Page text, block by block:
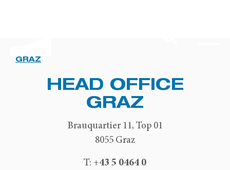
GRAZ
HEAD OFFICE
GRAZ
Brauquartier 11, Top 01
8055 Graz
T: +43 5 0464 0